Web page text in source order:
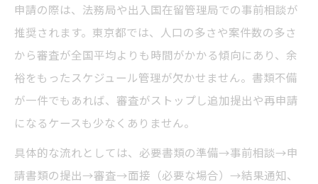
年収要件の条件緩和とその適用可能性
ビザ申請で世帯収入と本人収入の違い
ビザ申請で家族を含める際の要注意事項
永住申請家族滞在の審査基準と実務の違い
家族帯同ビザ申請で失敗しないポイント
申請の際は、法務局や出入国在留管理局での事前相談が
推奨されます。東京都では、人口の多さや案件数の多さ
から審査が全国平均よりも時間がかかる傾向にあり、余
裕をもったスケジュール管理が欠かせません。書類不備
が一件でもあれば、審査がストップし追加提出や再申請
になるケースも少なくありません。
具体的な流れとしては、必要書類の準備→事前相談→申
請書類の提出→審査→面接（必要な場合）→結果通知、